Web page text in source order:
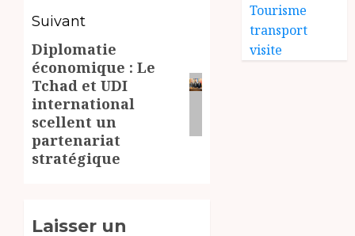
Suivant
Article
suivant:
Diplomatie
économique : Le
Tchad et UDI
international
scellent un
partenariat
stratégique
Laisser un
Tourisme
transport
visite